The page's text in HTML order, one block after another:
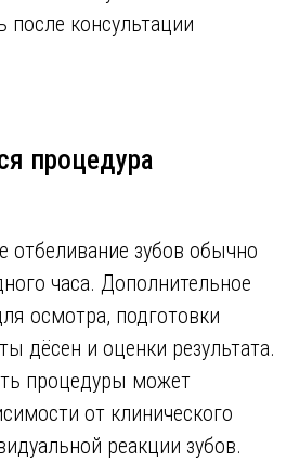
консультации
процедура
отбеливание зубов обычно
часа. Дополнительное
осмотра, подготовки
дёсен и оценки результата.
процедуры может
от клинического
реакции зубов.